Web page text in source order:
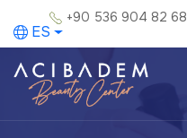
+90 536 904 82 68
ES